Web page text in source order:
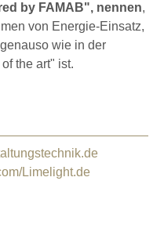
by FAMAB", nennen,
von Energie-Einsatz,
wie in der
the art" ist.
Limelight.de